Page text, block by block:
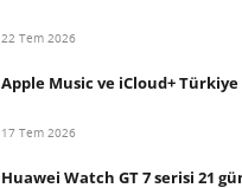
22 Tem 2026
Apple Music ve iCloud+
17 Tem 2026
Huawei Watch GT 7 serisi 21